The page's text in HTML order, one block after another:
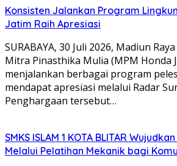
Konsisten Jalankan Program
Jatim Raih Apresiasi
SURABAYA, 30 Juli 2026, Madiun
Mitra Pinasthika Mulia (MPM Honda
menjalankan berbagai program
mendapat apresiasi melalui Radar
Penghargaan tersebut…
SMKS ISLAM 1 KOTA BLITAR
Melalui Pelatihan Mekanik bagi